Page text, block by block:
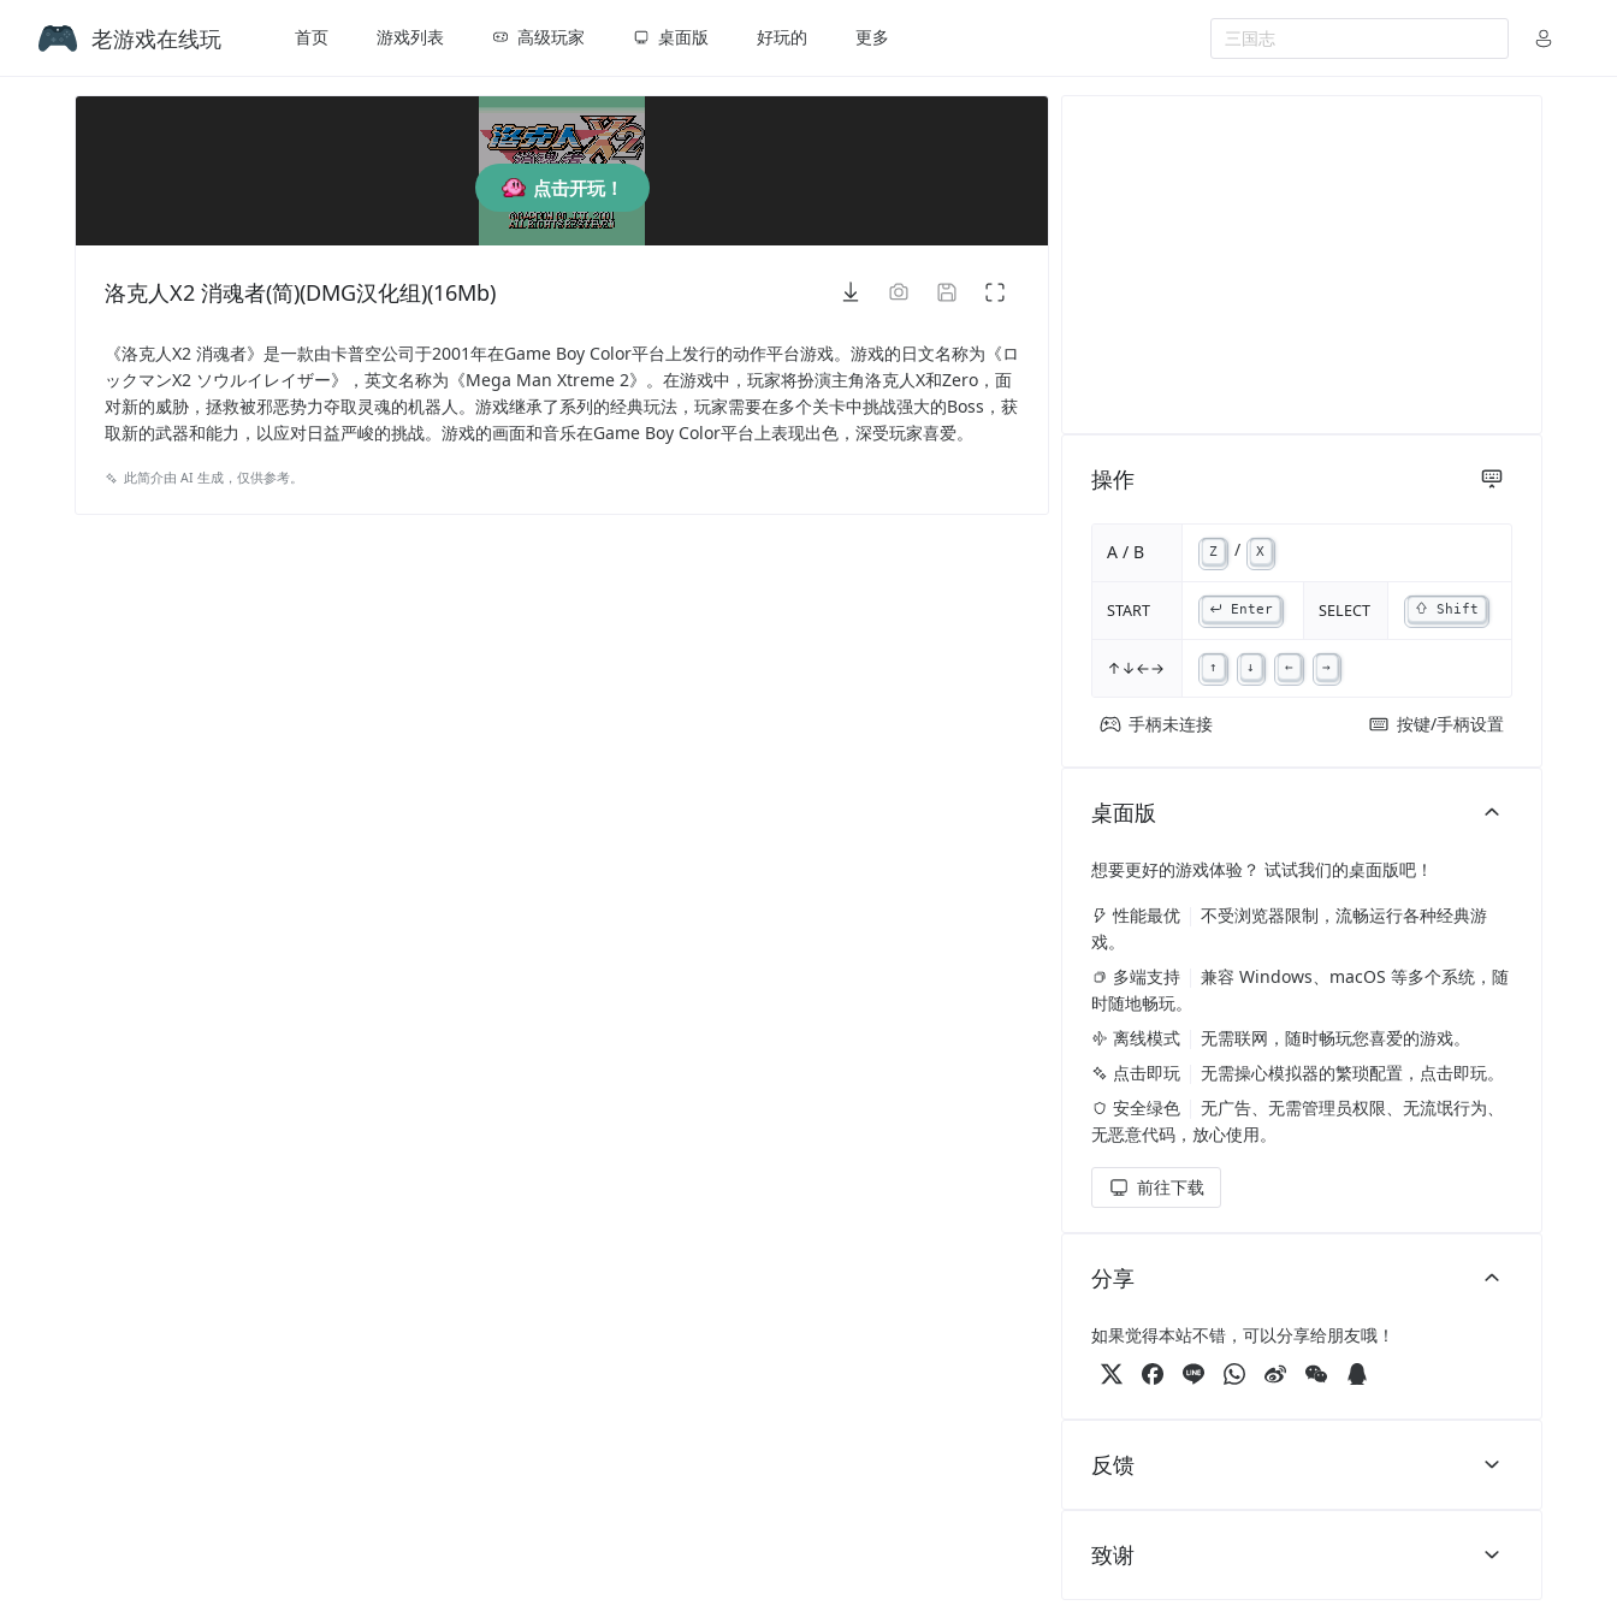
点击开玩！
洛克人X2 消魂者(简)(DMG汉化组)(16Mb)
《洛克人X2 消魂者》是一款由卡普空公司于2001年在Game Boy Color平台上发行的动作平台游戏。游戏的日文名称为《ロ
ックマンX2 ソウルイレイザー》，英文名称为《Mega Man Xtreme 2》。在游戏中，玩家将扮演主角洛克人X和Zero，面
对新的威胁，拯救被邪恶势力夺取灵魂的机器人。游戏继承了系列的经典玩法，玩家需要在多个关卡中挑战强大的Boss，获
取新的武器和能力，以应对日益严峻的挑战。游戏的画面和音乐在Game Boy Color平台上表现出色，深受玩家喜爱。
此简介由 AI 生成，仅供参考。 操作
A / B Z / X
START Enter SELECT Shift
↑↓←→ ↑ ↓ ← →
手柄未连接 按键/手柄设置
桌面版
想要更好的游戏体验？ 试试我们的桌面版吧！
性能最优
不受浏览器限制，流畅运行各种经典游
戏。
多端支持
兼容 Windows、macOS 等多个系统，随
时随地畅玩。
离线模式
无需联网，随时畅玩您喜爱的游戏。
点击即玩
无需操心模拟器的繁琐配置，点击即玩。
安全绿色
无广告、无需管理员权限、无流氓行为、
无恶意代码，放心使用。
前往下载
分享
如果觉得本站不错，可以分享给朋友哦！
反馈
致谢
老游戏在线玩 首页 游戏列表 高级玩家 桌面版 好玩的 更多 三国志